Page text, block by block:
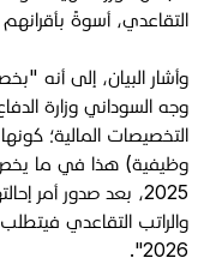
التقاعدي، أسوةً
وأشار البيان، إلى أنه
وجه السوداني وزارة
التخصيصات المالية؛
2025، بعد صدور أمر
والراتب التقاعدي
2026".